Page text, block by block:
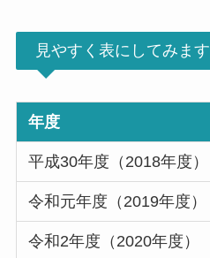
見やすく表にしてみます
年度
平成30年度（2018年度）
令和元年度（2019年度）
令和2年度（2020年度）